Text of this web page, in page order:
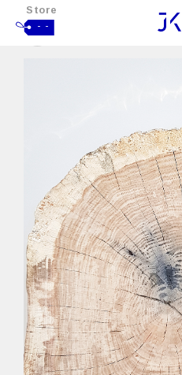
Store
- -